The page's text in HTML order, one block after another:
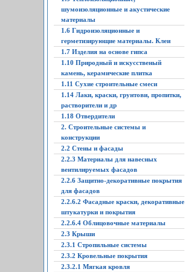
шумоизоляционные и акустические
материалы
1.6 Гидроизоляционные и
герметизирующие материалы. Клеи
1.7 Изделия на основе гипса
1.10 Природный и искусственый
камень, керамические плитка
1.11 Сухие строительные смеси
1.14 Лаки, краски, грунтови, пропитки,
растворители и др
1.18 Отвердители
2. Строительные системы и
конструкции
2.2 Стены и фасады
2.2.3 Материалы для навесных
вентилируемых фасадов
2.2.6 Защитно-декоративные покрытия
для фасадов
2.2.6.2 Фасадные краски, декоративные
штукатурки и покрытия
2.2.6.4 Облицовочные материалы
2.3 Крыши
2.3.1 Стропильные системы
2.3.2 Кровельные покрытия
2.3.2.1 Мягкая кровля